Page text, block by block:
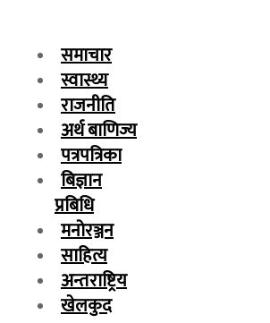
समाचार
स्वास्थ्य
राजनीति
अर्थ बाणिज्य
पत्रपत्रिका
बिज्ञान
प्रबिधि
मनोरञ्जन
साहित्य
अन्तराष्ट्रिय
खेलकुद